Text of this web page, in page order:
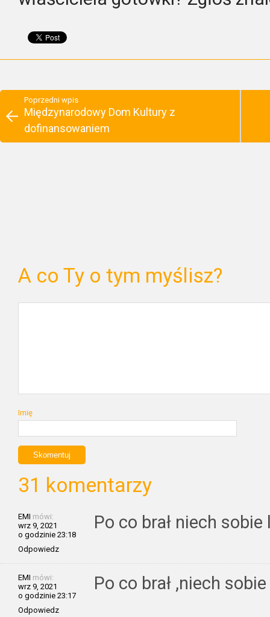
Poprzedni wpis
Międzynarodowy Dom Kultury z
dofinansowaniem
A co Ty o tym myślisz?
Imię
31 komentarzy
EMI mówi:
wrz 9, 2021
o godzinie 23:18
Odpowiedz
Po co brał niech
EMI mówi:
wrz 9, 2021
o godzinie 23:17
Odpowiedz
Po co brał ,niech